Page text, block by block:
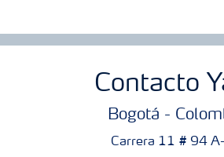
Contacto
Bogotá -
Carrera 11 # 94